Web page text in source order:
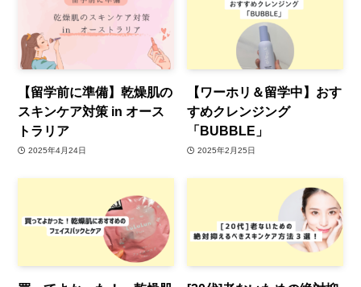
【留学前に準備】乾燥肌の
スキンケア対策 in オース
トラリア
2025年4月24日
【ワーホリ＆留学中】おす
すめクレンジング
「BUBBLE」
2025年2月25日